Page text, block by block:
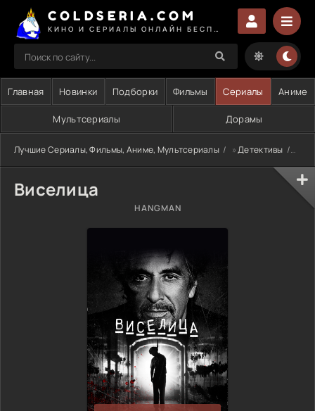
COLDSERIA.COM
Главная Новинки Подборки Фильмы Сериалы Аниме
Мультсериалы Дорамы
Лучшие Сериалы, Фильмы, Аниме, Мультсериалы »Детективы »
Виселица
HANGMAN